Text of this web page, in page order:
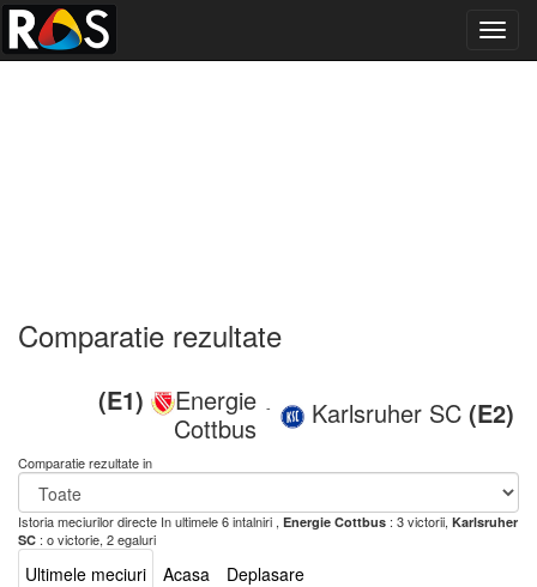
Comparatie rezultate
(E1)
Energie
Cottbus
- Karlsruher SC (E2)
Comparatie rezultate in
Istoria meciurilor directe In ultimele 6 intalniri , Energie Cottbus : 3 victorii, Karlsruher
SC : o victorie, 2 egaluri
Ultimele meciuri Acasa Deplasare